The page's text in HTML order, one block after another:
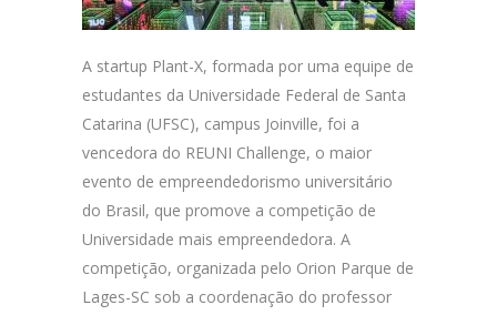
A startup Plant-X, formada por uma equipe de
estudantes da Universidade Federal de Santa
Catarina (UFSC), campus Joinville, foi a
vencedora do REUNI Challenge, o maior
evento de empreendedorismo universitário
do Brasil, que promove a competição de
Universidade mais empreendedora. A
competição, organizada pelo Orion Parque de
Lages-SC sob a coordenação do professor